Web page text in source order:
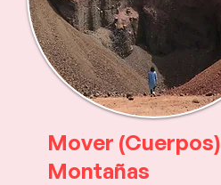
Mover (Cuerpos)
Montañas